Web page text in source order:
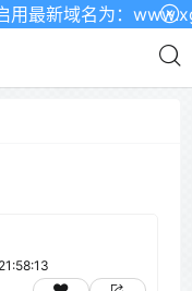
最新域名为：